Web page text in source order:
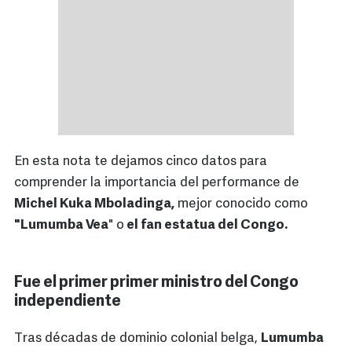
En esta nota te dejamos cinco datos para
comprender la importancia del performance de
Michel Kuka Mboladinga, mejor conocido como
"Lumumba Vea" o el fan estatua del Congo.
Fue el primer primer ministro del Congo
independiente
Tras décadas de dominio colonial belga, Lumumba